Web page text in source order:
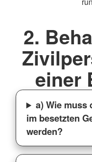
2.
einer
a) Wie muss
im besetzten
werden?